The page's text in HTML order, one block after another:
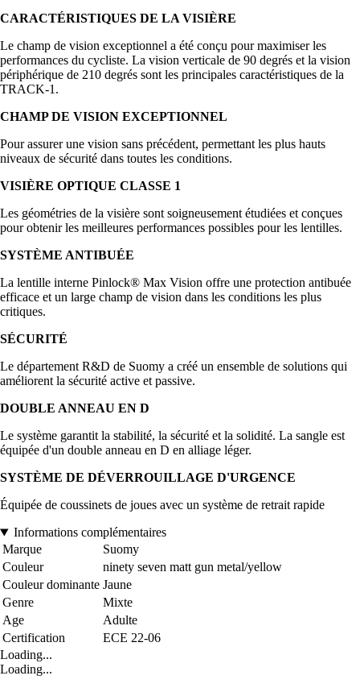
CARACTÉRISTIQUES DE LA VISIÈRE
Le champ de vision exceptionnel a été conçu pour maximiser les
performances du cycliste. La vision verticale de 90 degrés et la vision
périphérique de 210 degrés sont les principales caractéristiques de la
TRACK-1.
CHAMP DE VISION EXCEPTIONNEL
Pour assurer une vision sans précédent, permettant les plus hauts
niveaux de sécurité dans toutes les conditions.
VISIÈRE OPTIQUE CLASSE 1
Les géométries de la visière sont soigneusement étudiées et conçues
pour obtenir les meilleures performances possibles pour les lentilles.
SYSTÈME ANTIBUÉE
La lentille interne Pinlock® Max Vision offre une protection antibuée
efficace et un large champ de vision dans les conditions les plus
critiques.
SÉCURITÉ
Le département R&D de Suomy a créé un ensemble de solutions qui
améliorent la sécurité active et passive.
DOUBLE ANNEAU EN D
Le système garantit la stabilité, la sécurité et la solidité. La sangle est
équipée d'un double anneau en D en alliage léger.
SYSTÈME DE DÉVERROUILLAGE D'URGENCE
Équipée de coussinets de joues avec un système de retrait rapide
Informations complémentaires
Marque
Suomy
Couleur
ninety seven matt gun metal/yellow
Couleur dominante Jaune
Genre
Mixte
Age
Adulte
Certification
ECE 22-06
Loading...
Loading...